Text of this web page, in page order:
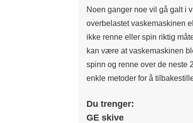
Noen ganger noe vil gå galt i
overbelastet vaskemaskinen
ikke renne eller spin riktig
kan være at vaskemaskinen
spinn og renne over de neste
enkle metoder for å
Du trenger:
GE skive